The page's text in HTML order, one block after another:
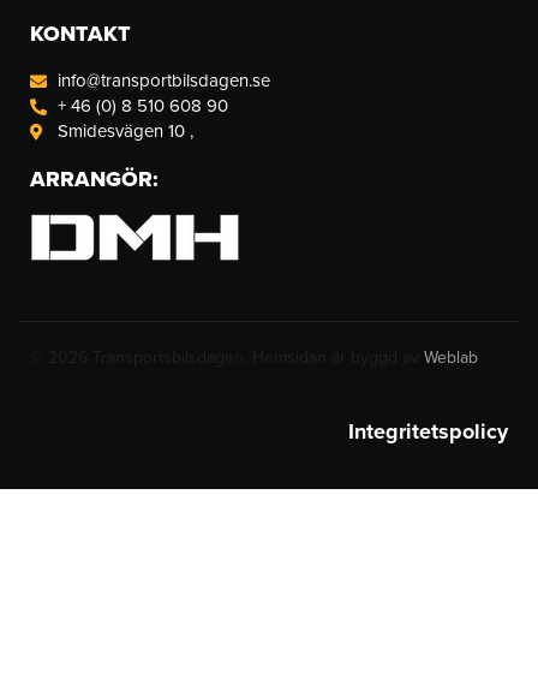
KONTAKT
info@transportbilsdagen.se
+ 46 (0) 8 510 608 90
Smidesvägen 10 ,
ARRANGÖR:
Weblab
Integritetspolicy